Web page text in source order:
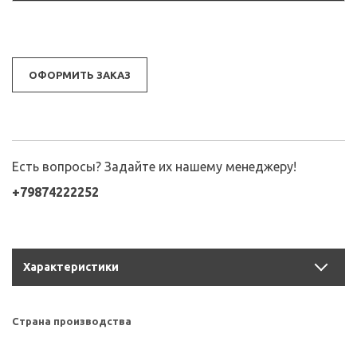
ОФОРМИТЬ ЗАКАЗ
Есть вопросы? Задайте их нашему менеджеру!
+79874222252
Характеристики
Страна производства